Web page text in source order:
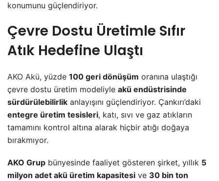
konumunu güçlendiriyor.
Çevre Dostu Üretimle Sıfır
Atık Hedefine Ulaştı
AKO Akü, yüzde 100 geri dönüşüm oranına ulaştığı
çevre dostu üretim modeliyle akü endüstrisinde
sürdürülebilirlik anlayışını güçlendiriyor. Çankırı’daki
entegre üretim tesisleri, katı, sıvı ve gaz atıkların
tamamını kontrol altına alarak hiçbir atığı doğaya
bırakmıyor.
AKO Grup bünyesinde faaliyet gösteren şirket, yıllık 5
milyon adet akü üretim kapasitesi ve 30 bin ton